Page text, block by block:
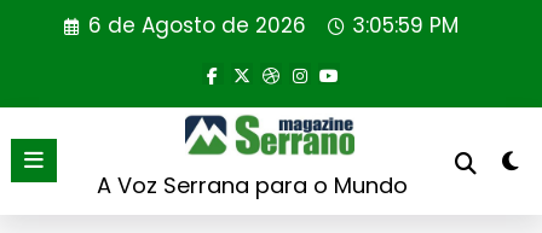
6 de Agosto de 2026 3:06:00 PM
A Voz Serrana para o Mundo